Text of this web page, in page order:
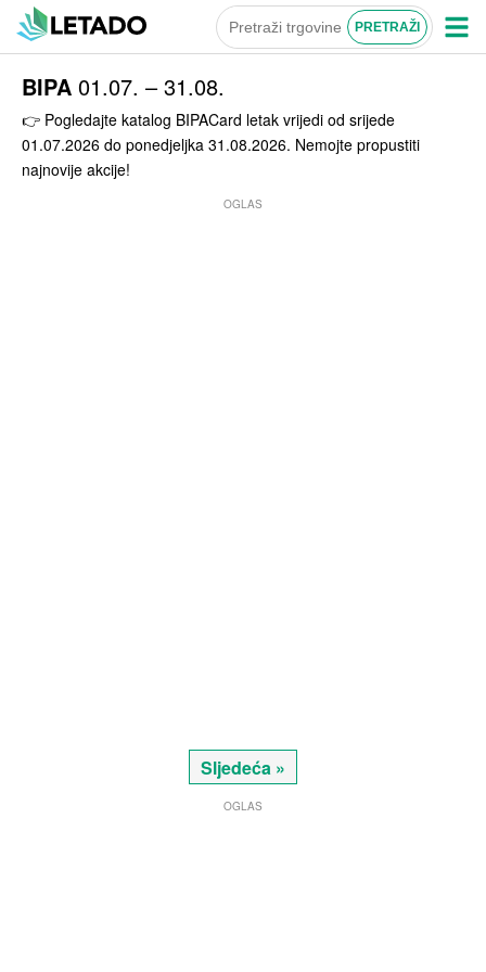
BIPA 01.07. – 31.08.
👉 Pogledajte katalog BIPACard letak vrijedi od srijede
01.07.2026 do ponedjeljka 31.08.2026. Nemojte propustiti
najnovije akcije!
OGLAS
Sljedeća »
OGLAS